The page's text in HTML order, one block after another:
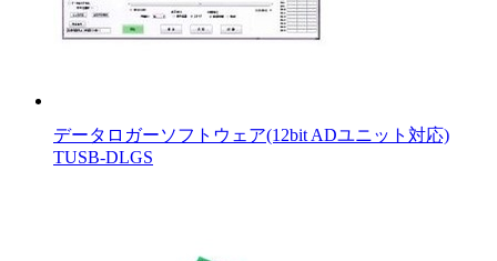
データロガーソフトウェア(12bit ADユニット対応)
TUSB-DLGS